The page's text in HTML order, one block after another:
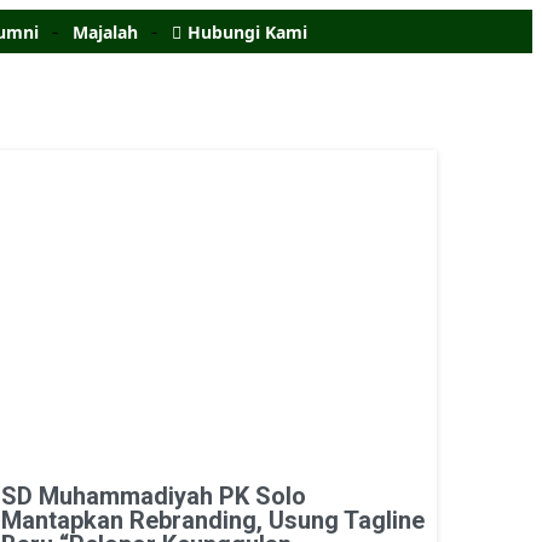
Majalah Hubungi Kami
SD Muhammadiyah PK Solo
Mantapkan Rebranding, Usung Tagline